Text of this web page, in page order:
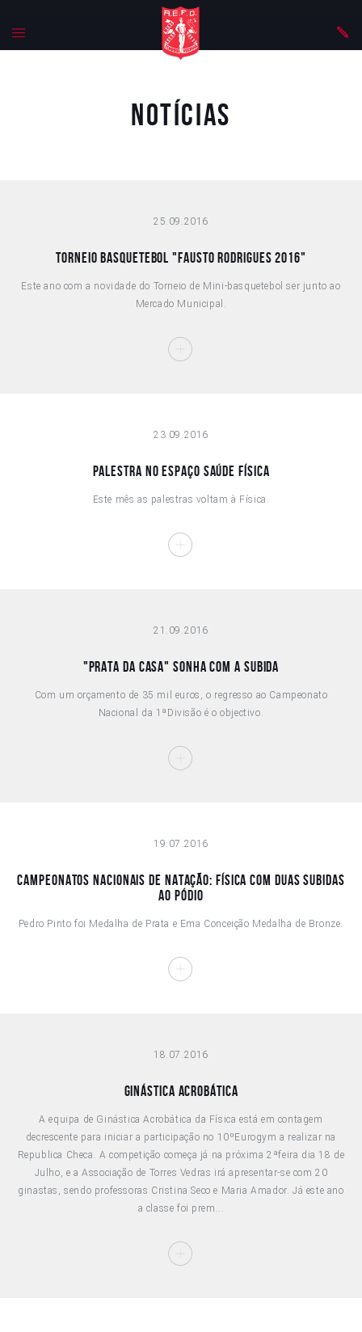
Notícias
25.09.2016
TORNEIO BASQUETEBOL "FAUSTO RODRIGUES 2016"
Este ano com a novidade do Torneio de Mini-basquetebol ser junto ao
Mercado Municipal.
23.09.2016
PALESTRA NO ESPAÇO SAÚDE FÍSICA
Este mês as palestras voltam à Física.
21.09.2016
"PRATA DA CASA" SONHA COM A SUBIDA
Com um orçamento de 35 mil euros, o regresso ao Campeonato
Nacional da 1ªDivisão é o objectivo.
19.07.2016
CAMPEONATOS NACIONAIS DE NATAÇÃO: FÍSICA COM DUAS SUBIDAS
AO PÓDIO
Pedro Pinto foi Medalha de Prata e Ema Conceição Medalha de Bronze.
18.07.2016
Ginástica Acrobática
A equipa de Ginástica Acrobática da Física está em contagem
decrescente para iniciar a participação no 10ºEurogym a realizar na
Republica Checa. A competição começa já na próxima 2ªfeira dia 18 de
Julho, e a Associação de Torres Vedras irá apresentar-se com 20
ginastas, sendo professoras Cristina Seco e Maria Amador. Já este ano
a classe foi prem...